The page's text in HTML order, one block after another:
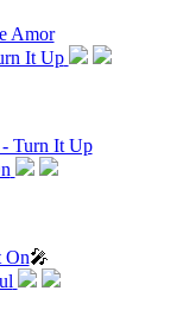
Amor
- Turn It Up
On🎤